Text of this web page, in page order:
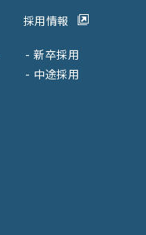
採用情報
新卒採用
中途採用